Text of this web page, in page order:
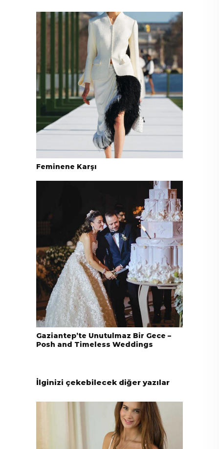
Feminene Karşı
Gaziantep’te Unutulmaz Bir Gece –
Posh and Timeless Weddings
İlginizi çekebilecek diğer yazılar